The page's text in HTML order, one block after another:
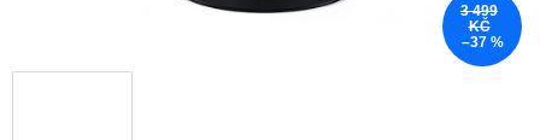
3 499
KČ
–37 %